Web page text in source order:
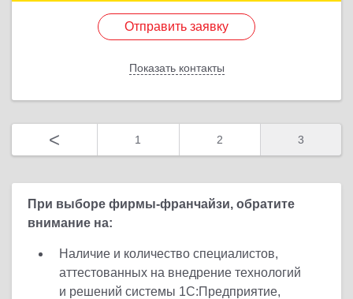
Отправить заявку
Показать контакты
Отправить заявку
< 1 2 3
При выборе фирмы-франчайзи, обратите
внимание на:
Наличие и количество специалистов,
аттестованных на внедрение технологий
и решений системы 1С:Предприятие,